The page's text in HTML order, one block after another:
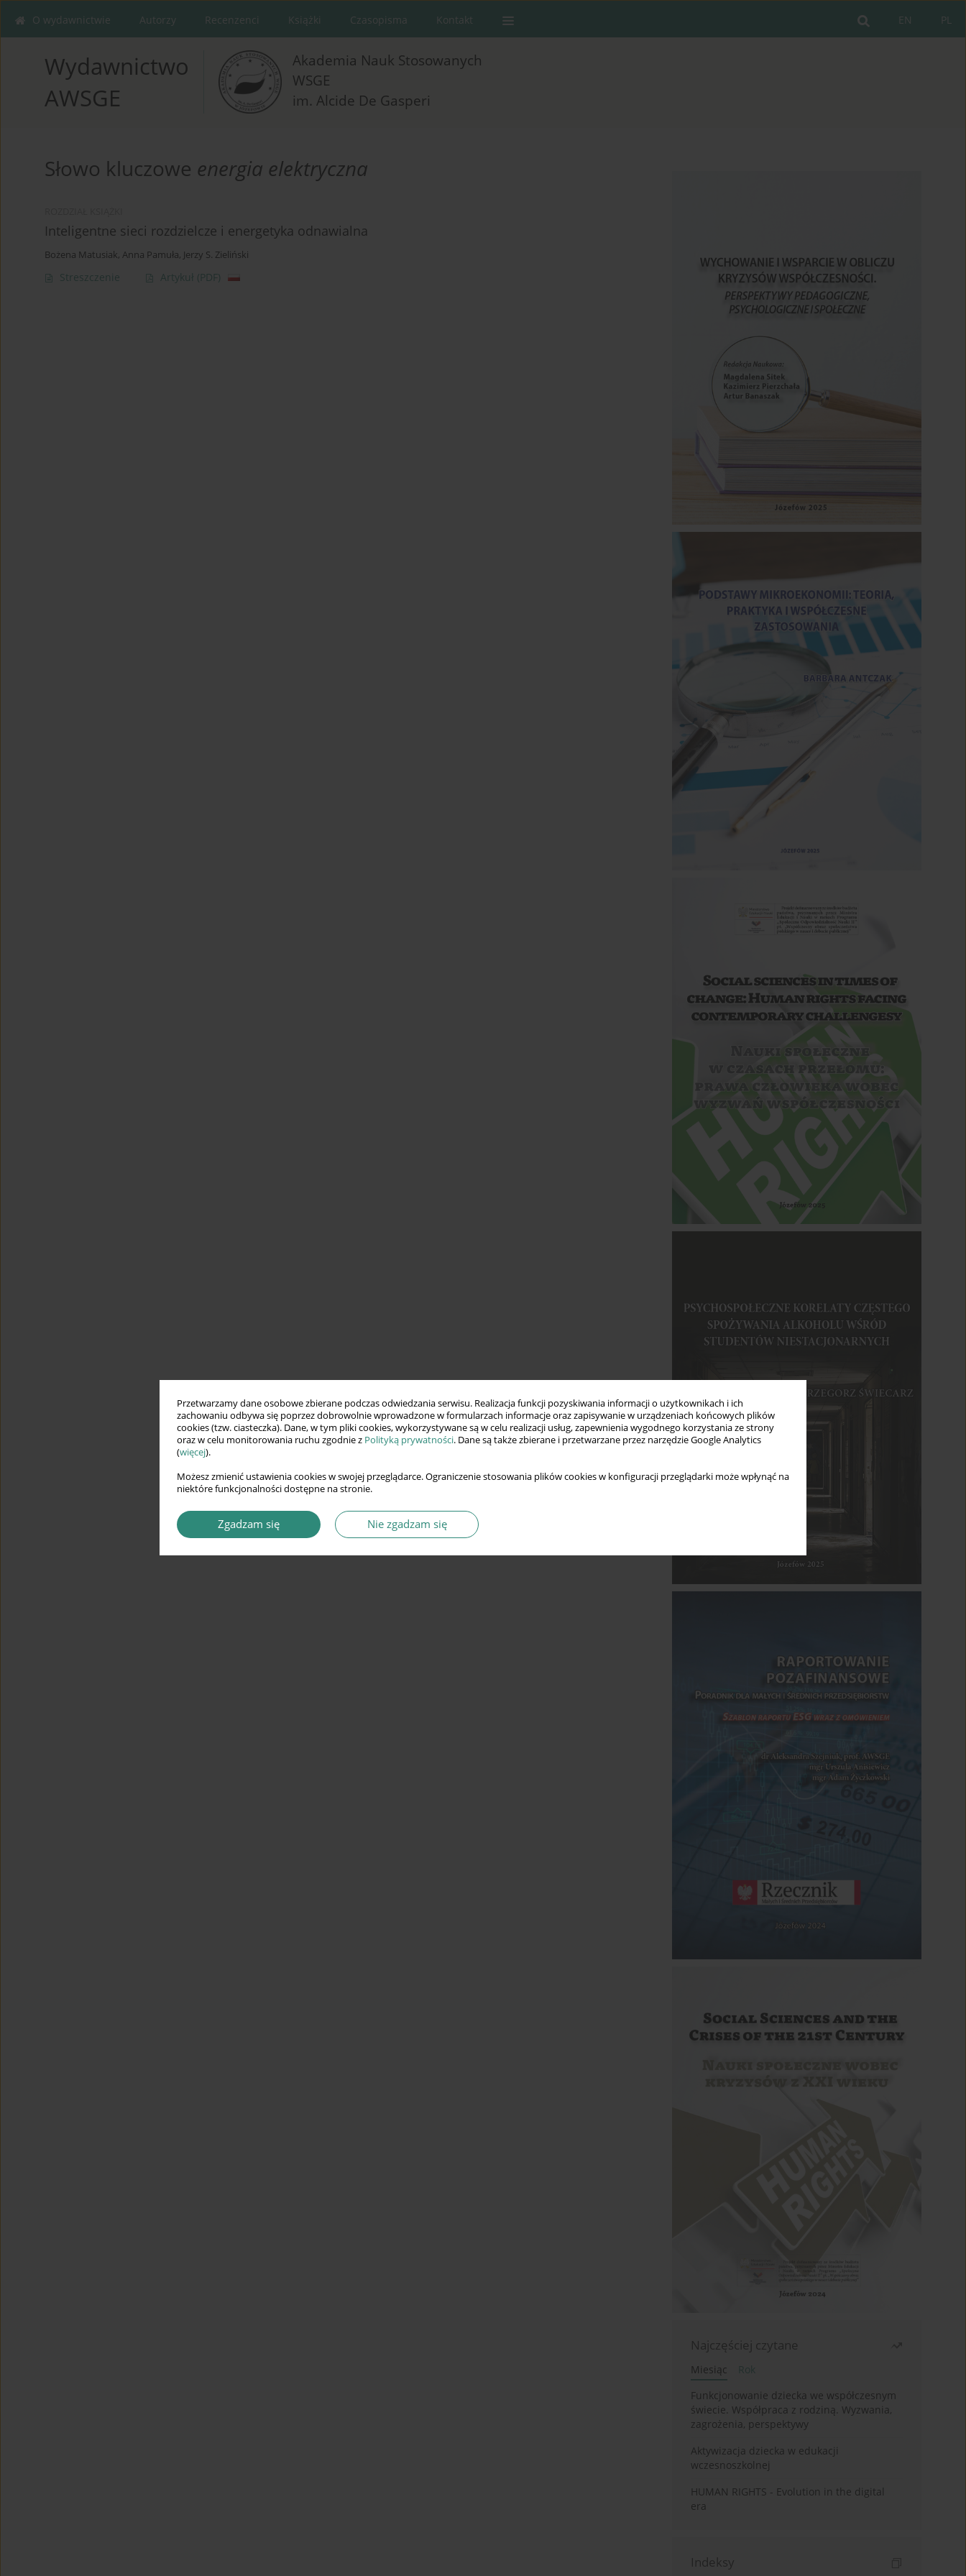
Przetwarzamy dane osobowe zbierane podczas odwiedzania serwisu. Realizacja funkcji pozyskiwania informacji o użytkownikach i ich
zachowaniu odbywa się poprzez dobrowolnie wprowadzone w formularzach informacje oraz zapisywanie w urządzeniach końcowych plików
cookies (tzw. ciasteczka). Dane, w tym pliki cookies, wykorzystywane są w celu realizacji usług, zapewnienia wygodnego korzystania ze strony
oraz w celu monitorowania ruchu zgodnie z Polityką prywatności. Dane są także zbierane i przetwarzane przez narzędzie Google Analytics
(więcej).
Możesz zmienić ustawienia cookies w swojej przeglądarce. Ograniczenie stosowania plików cookies w konfiguracji przeglądarki może wpłynąć na
niektóre funkcjonalności dostępne na stronie.
Zgadzam się Nie zgadzam się
PL
EN
O wydawnictwie Autorzy Recenzenci Książki Czasopisma Kontakt
Wydawnictwo
AWSGE
Akademia Nauk Stosowanych
WSGE
im. Alcide De Gasperi
Słowo kluczowe energia elektryczna
Inteligentne sieci rozdzielcze i energetyka odnawialna
Bożena Matusiak, Anna Pamuła, Jerzy S. Zieliński
Streszczenie Artykuł (PDF)
Najczęściej czytane
Miesiąc
Rok
Funkcjonowanie dziecka we współczesnym
świecie. Współpraca z rodziną. Wyzwania,
zagrożenia, perspektywy
Aktywizacja dziecka w edukacji
wczesnoszkolnej
HUMAN RIGHTS - Evolution in the digital
era
Indeksy